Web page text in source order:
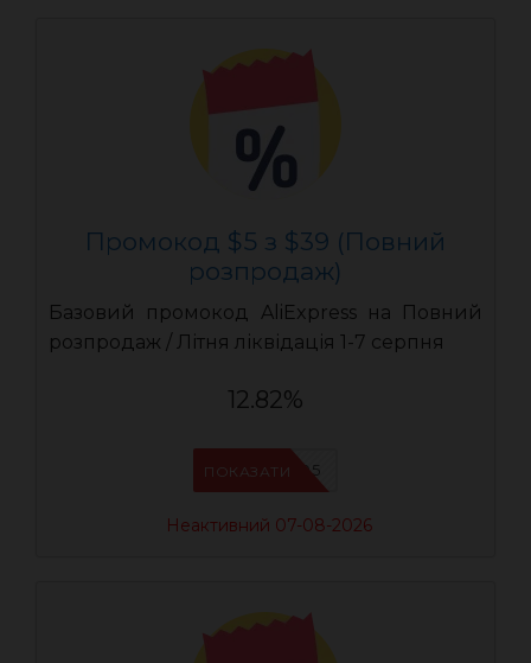
Промокод $5 з $39 (Повний
розпродаж)
Базовий промокод AliExpress на Повний
розпродаж / Літня ліквідація 1-7 серпня
12.82%
UASC05
ПОКАЗАТИ
Неактивний 07-08-2026